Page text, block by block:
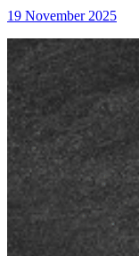
19 November 2025